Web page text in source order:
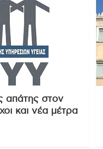
απάτης στον
και νέα μέτρα